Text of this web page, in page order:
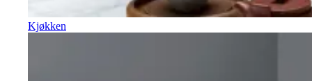
Kjøkken